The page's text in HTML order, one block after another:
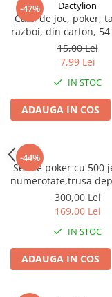
-47% Dactylion
Carti de joc, poker,
razboi, din carton,
culoare aleatorie
15,00 Lei
7,99 Lei
IN STOC
ADAUGA IN COS
-44%
Set de poker cu 500
numerotate,trusa
din aluminiu -
300,00 Lei
169,00 Lei
IN STOC
ADAUGA IN COS